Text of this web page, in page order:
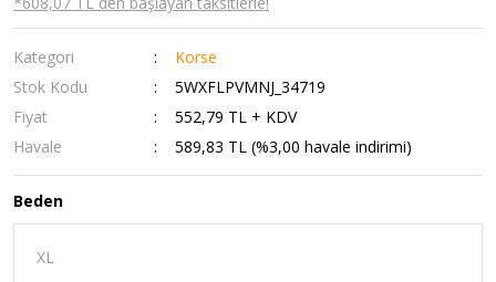
Kategori
Korse
Stok Kodu
5WXFLPVMNJ_34719
Fiyat
552,79 TL + KDV
Havale
589,83 TL (%3,00 havale indirimi)
Beden